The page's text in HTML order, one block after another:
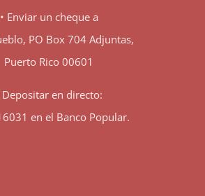
• Enviar un cheque a
PO Box 704 Adjuntas,
Puerto Rico 00601
Depositar en directo:
en el Banco Popular.